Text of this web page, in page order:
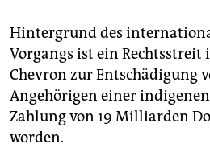
Hintergrund des
Vorgangs ist ein Rechtsstreit
Chevron zur Entschädigung
Angehörigen einer
Zahlung von 19 Milliarden
worden.